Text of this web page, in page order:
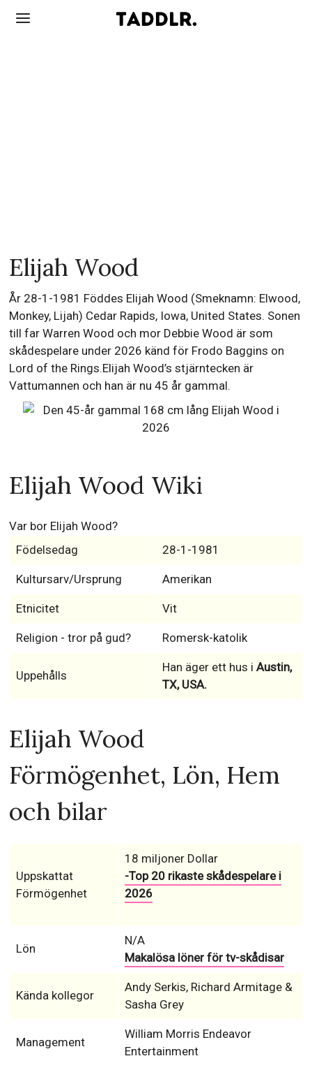
Elijah Wood
År 28-1-1981 Föddes Elijah Wood (Smeknamn: Elwood,
Monkey, Lijah) Cedar Rapids, Iowa, United States. Sonen
till far Warren Wood och mor Debbie Wood är som
skådespelare under 2026 känd för Frodo Baggins on
Lord of the Rings.Elijah Wood’s stjärntecken är
Vattumannen och han är nu 45 år gammal.
Elijah Wood Wiki
Var bor Elijah Wood?
Födelsedag
28-1-1981
Kultursarv/Ursprung Amerikan
Etnicitet Vit
Religion - tror på gud? Romersk-katolik
Uppehålls
Han äger ett hus i Austin,
TX, USA.
Elijah Wood
Förmögenhet, Lön, Hem
och bilar
Uppskattat
Förmögenhet
18 miljoner Dollar
-Top 20 rikaste skådespelare i
2026
Lön
N/A
Makalösa löner för tv-skådisar
Kända kollegor
Andy Serkis, Richard Armitage &
Sasha Grey
Management
William Morris Endeavor
Entertainment